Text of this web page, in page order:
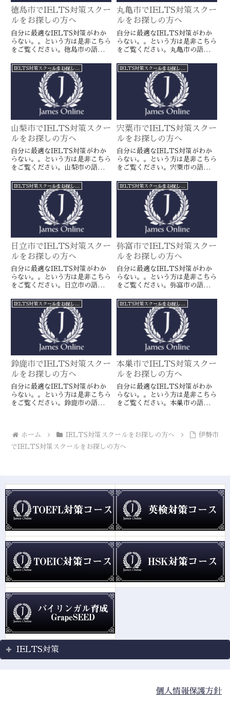
徳島市でIELTS対策スクー
ルをお探しの方へ
自分に最適なIELTS対策がわか
らない。。という方は是非こちら
をご覧ください。徳島市の語学ス
ラインのIELTS対策ならより確
実に目標達成が近づきます。海外
留学や移住をお考えの方や国内大
学受験を有利に進めたい方に是
丸亀市でIELTS対策スクー
ルをお探しの方へ
自分に最適なIELTS対策がわか
らない。。という方は是非こちら
をご覧ください。丸亀市の語学ス
ラインのIELTS対策ならより確
実に目標達成が近づきます。海外
留学や移住をお考えの方や国内大
学受験を有利に進めたい方に是
IELTS対策スクールをお探しの方へ
山梨市でIELTS対策スクー
ルをお探しの方へ
自分に最適なIELTS対策がわか
らない。。という方は是非こちら
をご覧ください。山梨市の語学ス
ラインのIELTS対策ならより確
実に目標達成が近づきます。海外
留学や移住をお考えの方や国内大
学受験を有利に進めたい方に是
IELTS対策スクールをお探しの方へ
宍粟市でIELTS対策スクー
ルをお探しの方へ
自分に最適なIELTS対策がわか
らない。。という方は是非こちら
をご覧ください。宍粟市の語学ス
ラインのIELTS対策ならより確
実に目標達成が近づきます。海外
留学や移住をお考えの方や国内大
学受験を有利に進めたい方に是
IELTS対策スクールをお探しの方へ
日立市でIELTS対策スクー
ルをお探しの方へ
自分に最適なIELTS対策がわか
らない。。という方は是非こちら
をご覧ください。日立市の語学ス
ラインのIELTS対策ならより確
実に目標達成が近づきます。海外
留学や移住をお考えの方や国内大
学受験を有利に進めたい方に是
IELTS対策スクールをお探しの方へ
弥富市でIELTS対策スクー
ルをお探しの方へ
自分に最適なIELTS対策がわか
らない。。という方は是非こちら
をご覧ください。弥富市の語学ス
ラインのIELTS対策ならより確
実に目標達成が近づきます。海外
留学や移住をお考えの方や国内大
学受験を有利に進めたい方に是
IELTS対策スクールをお探しの方へ
鈴鹿市でIELTS対策スクー
ルをお探しの方へ
自分に最適なIELTS対策がわか
らない。。という方は是非こちら
をご覧ください。鈴鹿市の語学ス
留学や移住をお考えの方や国内大
学受験を有利に進めたい方に是
IELTS対策スクールをお探しの方へ
本巣市でIELTS対策スクー
ルをお探しの方へ
自分に最適なIELTS対策がわか
らない。。という方は是非こちら
をご覧ください。本巣市の語学ス
留学や移住をお考えの方や国内大
学受験を有利に進めたい方に是
ホーム IELTS対策スクールをお探しの方へ
伊勢市
でIELTS対策スクールをお探しの方へ
IELTS対策
個人情報保護方針